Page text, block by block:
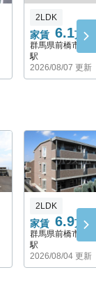
家賃 6.1万円
2LDK
群馬県前橋市／
駅
2026/08/07 更新
家賃 6.9万円
2LDK
群馬県前橋市／
駅
2026/08/04 更新